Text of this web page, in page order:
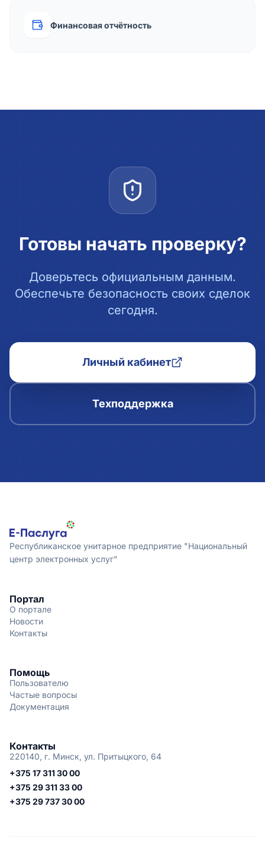
Финансовая отчётность
Готовы начать проверку?
Доверьтесь официальным данным.
Обеспечьте безопасность своих сделок
сегодня.
Личный кабинет
Техподдержка
Республиканское унитарное предприятие "Национальный
центр электронных услуг"
Портал
О портале
Новости
Контакты
Помощь
Пользователю
Частые вопросы
Документация
Контакты
220140, г. Минск, ул. Притыцкого, 64
+375 17 311 30 00
+375 29 311 33 00
+375 29 737 30 00